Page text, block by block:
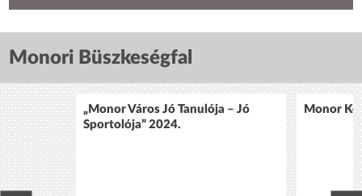
Monori Büszkeségfal
„Monor Város Jó Tanulója – Jó
Sportolója” 2024.
Monor